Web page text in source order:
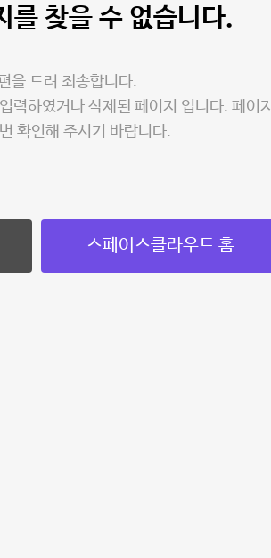
를 찾을 수 없습니다.
을 드려 죄송합니다.
력하였거나 삭제된 페이지 입니다. 페이지
확인해 주시기 바랍니다.
스페이스클라우드 홈